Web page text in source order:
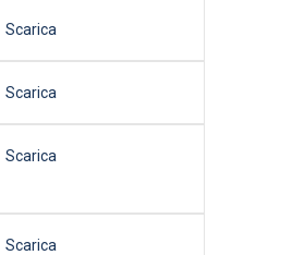
Scarica
Scarica
Scarica
Scarica